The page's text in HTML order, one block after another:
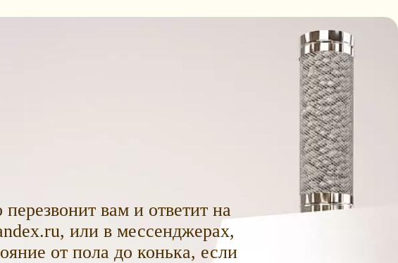
вам и ответит на
или в мессенджерах,
от пола до конька, если